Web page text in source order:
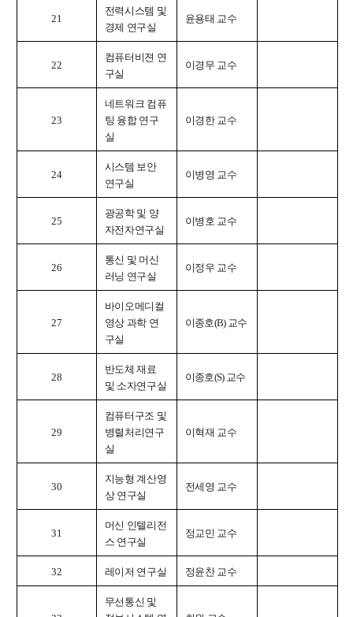
21
전력시스템 및
경제 연구실
윤용태 교수
22
컴퓨터비젼 연
구실
이경무 교수
23
네트워크 컴퓨
팅 융합 연구
실
이경한 교수
24
시스템 보안
연구실
이병영 교수
25
광공학 및 양
자전자연구실
이병호 교수
26
통신 및 머신
러닝 연구실
이정우 교수
27
바이오메디컬
영상 과학 연
구실
이종호(B) 교수
28
반도체 재료
및 소자연구실
이종호(S) 교수
29
컴퓨터구조 및
병렬처리연구
실
이혁재 교수
30
지능형 계산영
상 연구실
전세영 교수
31
머신 인텔리전
스 연구실
정교민 교수
32 레이저 연구실 정윤찬 교수
무선통신 및